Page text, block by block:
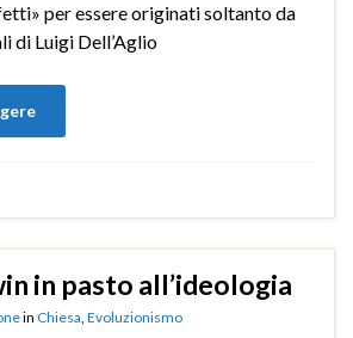
per essere originati soltanto da
di Luigi Dell’Aglio
in pasto all’ideologia
in Chiesa, Evoluzionismo